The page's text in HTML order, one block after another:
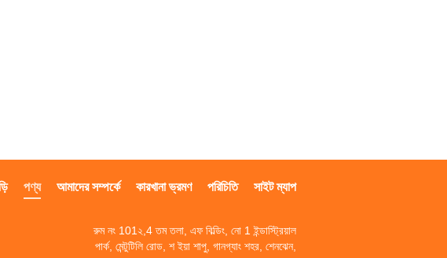
সাইট ম্যাপ
পরিচিতি
কারখানা ভ্রমণ
আমাদের সম্পর্কে
পণ্য
রুম নং 101২,4 তম তলা, এফ বিল্ডিং, নো 1 ইন্ডাস্ট্রিয়াল
পার্ক, মেন্টুটিলি রোড, শ ইয়া শাপু, গানগ্যাং শহর, শেনঝেন,